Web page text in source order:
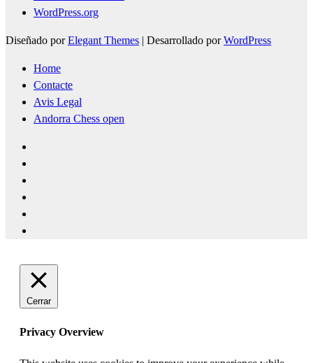
WordPress.org
Diseñado porElegant Themes | Desarrollado porWordPress
Home
Contacte
Avis Legal
Andorra Chess open
Cerrar
Privacy Overview